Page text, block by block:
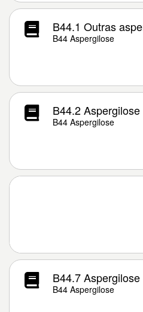
B44.1 Outras
B44 Aspergilose
B44.2
B44 Aspergilose
B44.7
B44 Aspergilose